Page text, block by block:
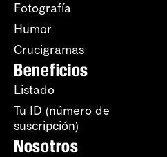
Fotografía
Humor
Crucigramas
Beneficios
Listado
Tu ID (número de
suscripción)
Nosotros